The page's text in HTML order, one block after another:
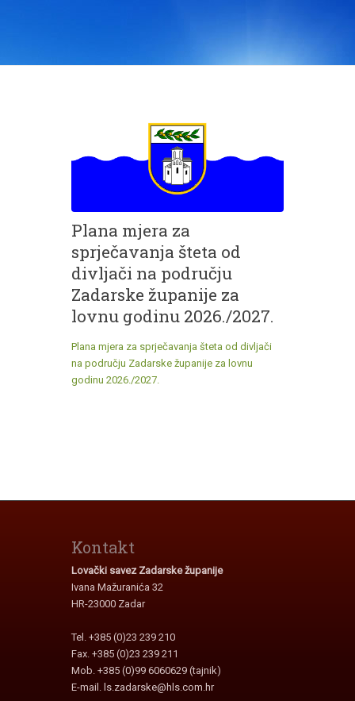
Plana mjera za
sprječavanja šteta od
divljači na području
Zadarske županije za
lovnu godinu 2026./2027.
Plana mjera za sprječavanja šteta od divljači
na području Zadarske županije za lovnu
godinu 2026./2027.
Kontakt
Lovački savez Zadarske županije
Ivana Mažuranića 32
HR-23000 Zadar
Tel. +385 (0)23 239 210
Fax. +385 (0)23 239 211
Mob. +385 (0)99 6060629 (tajnik)
E-mail. ls.zadarske@hls.com.hr